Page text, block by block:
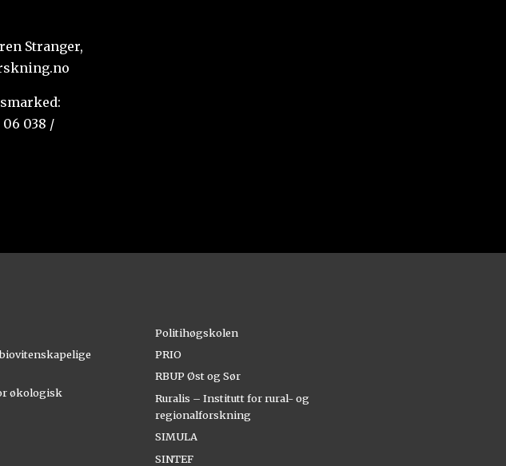
Stranger,
038 /
økologisk
Politihøgskolen
PRIO
RBUP Øst og Sør
Ruralis – Institutt for rural- og
regionalforskning
SIMULA
SINTEF